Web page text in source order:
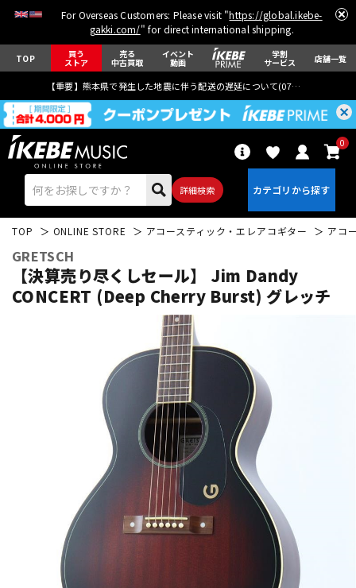
For Overseas Customers: Please visit "https://global.ikebe-
gakki.com/" for direct international shipping.
TOP 買う
ストア
売る
中古買取
イベント
動画
学割
サービス 店舗一覧
【重要】熊本県で発生した地震に伴う配送の遅延について(07月29日
詳細検索
0
ウクレレ
パーカッション
キーボード 電子ピアノ
管楽器 その他楽器
TOP ONLINE STORE アコースティック・エレアコギター アコ
GRETSCH
【決算売り尽くしセール】 Jim Dandy
CONCERT (Deep Cherry Burst) グレッチ